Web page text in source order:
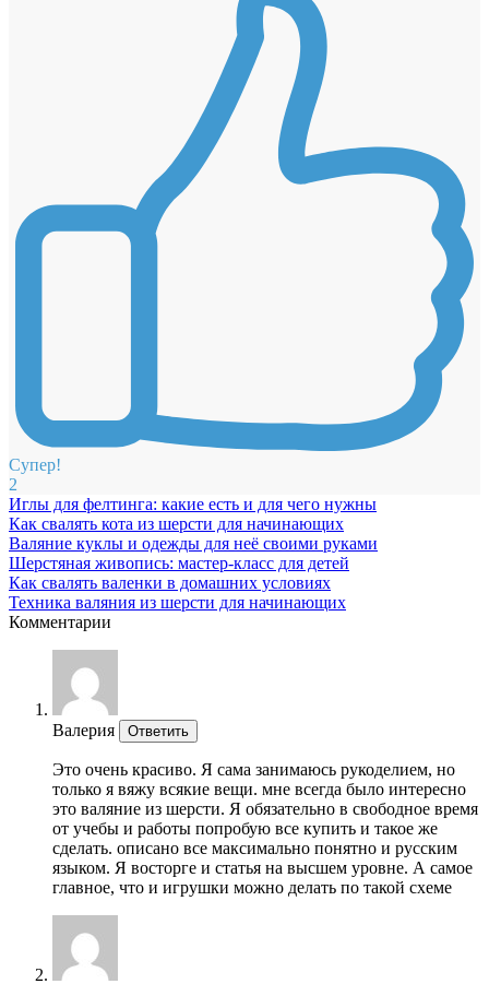
Супер!
2
Иглы для фелтинга: какие есть и для чего нужны
Как свалять кота из шерсти для начинающих
Валяние куклы и одежды для неё своими руками
Шерстяная живопись: мастер-класс для детей
Как свалять валенки в домашних условиях
Техника валяния из шерсти для начинающих
Комментарии
Валерия Ответить
Это очень красиво. Я сама занимаюсь рукоделием, но
только я вяжу всякие вещи. мне всегда было интересно
это валяние из шерсти. Я обязательно в свободное время
от учебы и работы попробую все купить и такое же
сделать. описано все максимально понятно и русским
языком. Я восторге и статья на высшем уровне. А самое
главное, что и игрушки можно делать по такой схеме